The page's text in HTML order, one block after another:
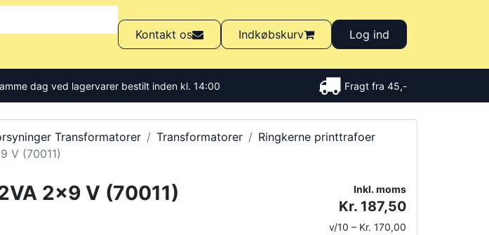
Kontakt os Indkøbskurv Log ind
dag ved lagervarer bestilt inden kl. 14:00 Fragt fra 45,-
Transformatorer Transformatorer
Ringkerne printtrafoer
V (70011)
2x9 V (70011) Inkl. moms
Kr. 187,50
v/10 – Kr. 170,00